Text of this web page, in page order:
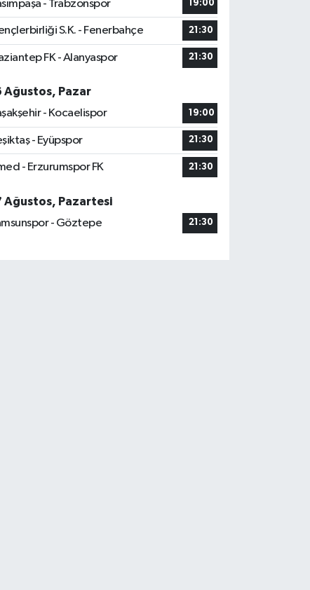
- Trabzonspor 19:00
S.K. - Fenerbahçe 21:30
FK - Alanyaspor 21:30
Ağustos, Pazar
- Kocaelispor
19:00
- Eyüpspor 21:30
- Erzurumspor FK 21:30
Ağustos, Pazartesi
- Göztepe
21:30